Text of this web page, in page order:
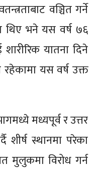
वञ्चित गर्ने
थिए भने यस वर्ष ७६
यातना दिने
यस वर्ष उक्त
मध्यपूर्व र उत्तर
शीर्ष स्थानमा परेका
मुलुकमा विरोध गर्न